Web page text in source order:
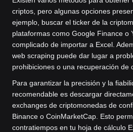
criptos, pero algunas opciones
ejemplo, buscar el ticker de la
plataformas como Google Finance o
complicado de importar a Excel.
web scraping puede dar lugar a
prohibiciones o una recuperación de
Para garantizar la precisión y la
recomendable es descargar
exchanges de criptomonedas de
Binance o CoinMarketCap. Esto
contratiempos en tu hoja de cálculo